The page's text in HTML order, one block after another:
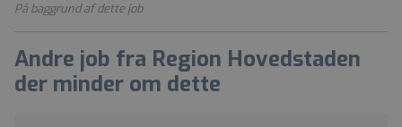
På baggrund af dette job
Andre job fra Region Hovedstaden
der minder om dette